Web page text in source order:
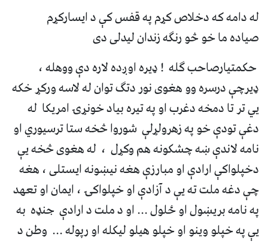
له دامه که دخلاص کړم په قفس کې د ایسارکړم
صیاده ما خو څو رنګه زندان لیدلی دی
حکمتیارصاحب ګله ! ډیره اوږده لاره دې ووهله ،
ډیرچې درسره وو هغوی نور دتګ توان له لاسه ورکړ خکه
یي تر تا دمخه دغرب او په تیره بیاد خونړۍ امریکا له
دغې تودې خو په زهرولړلې شوروا څخه ستا ترسیوري او
نامه لاندې ښه چشکونه هم وکړل ، له هغوی څخه یې
دخپلواکې ارادې او مبارزې هغه نیښونه ایستلی ، هغه
چې دغه ملت ته یې د آزادې او خپلواکۍ ، ایمان او تعهد
په نامه بریښول او ځلول ... او د ملت د ارادې جنډه به
یې په خپلو وینو او خپلو هیلو لیکله او رپوله ... وطن د